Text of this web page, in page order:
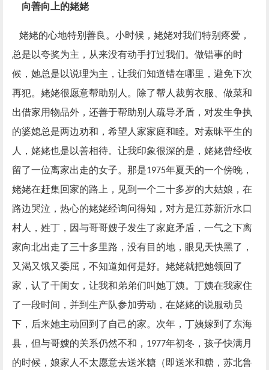
向善向上的姥姥
姥姥的心地特别善良。小时候，姥姥对我们特别疼爱，
总是以夸奖为主，从来没有动手打过我们。做错事的时
候，她总是以说理为主，让我们知道错在哪里，避免下次
再犯。姥姥很愿意帮助别人。除了帮人裁剪衣服、做菜和
出借家用物品外，还善于帮助别人疏导矛盾，对发生争执
的婆媳总是两边劝和，希望人家家庭和睦。对素昧平生的
人，姥姥也是以善相待。让我印象很深的是，姥姥曾经收
留了一位离家出走的女子。那是1975年夏天的一个傍晚，
姥姥在赶集回家的路上，见到一个二十多岁的大姑娘，在
路边哭泣，热心的姥姥经询问得知，对方是江苏新沂水口
村人，姓丁，因与哥哥嫂子发生了家庭矛盾，一气之下离
家向北出走了三十多里路，没有目的地，眼见天快黑了，
又渴又饿又委屈，不知道如何是好。姥姥就把她领回了
家，认了干闺女，让我和弟弟们叫她丁姨。丁姨在我家住
了一段时间，并到生产队参加劳动，在姥姥的说服动员
下，后来她主动回到了自己的家。次年，丁姨嫁到了东海
县，但与哥嫂的关系仍然不和， 1977年初冬，孩子快满月
的时候，娘家人不太愿意去送米糖（即送米和糖，苏北鲁